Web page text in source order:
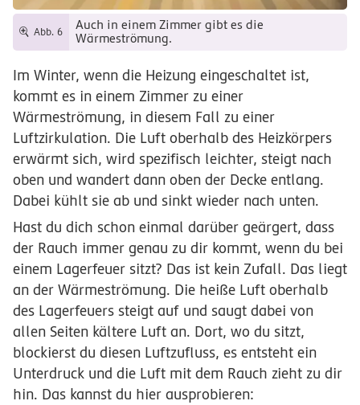
Abb. 6
Auch in einem Zimmer gibt es die
Wärmeströmung.
Im Winter, wenn die Heizung eingeschaltet ist,
kommt es in einem Zimmer zu einer
Wärmeströmung, in diesem Fall zu einer
Luftzirkulation. Die Luft oberhalb des Heizkörpers
erwärmt sich, wird spezifisch leichter, steigt nach
oben und wandert dann oben der Decke entlang.
Dabei kühlt sie ab und sinkt wieder nach unten.
Hast du dich schon einmal darüber geärgert, dass
der Rauch immer genau zu dir kommt, wenn du bei
einem Lagerfeuer sitzt? Das ist kein Zufall. Das liegt
an der Wärmeströmung. Die heiße Luft oberhalb
des Lagerfeuers steigt auf und saugt dabei von
allen Seiten kältere Luft an. Dort, wo du sitzt,
blockierst du diesen Luftzufluss, es entsteht ein
Unterdruck und die Luft mit dem Rauch zieht zu dir
hin. Das kannst du hier ausprobieren: